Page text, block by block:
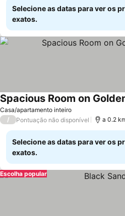
Selecione as datas para ver os
exatos.
Casa/apartamento inteiro
Spacious Room on
/ Pontuação não disponível a 0.2
Selecione as datas para ver os
exatos.
Escolha popular